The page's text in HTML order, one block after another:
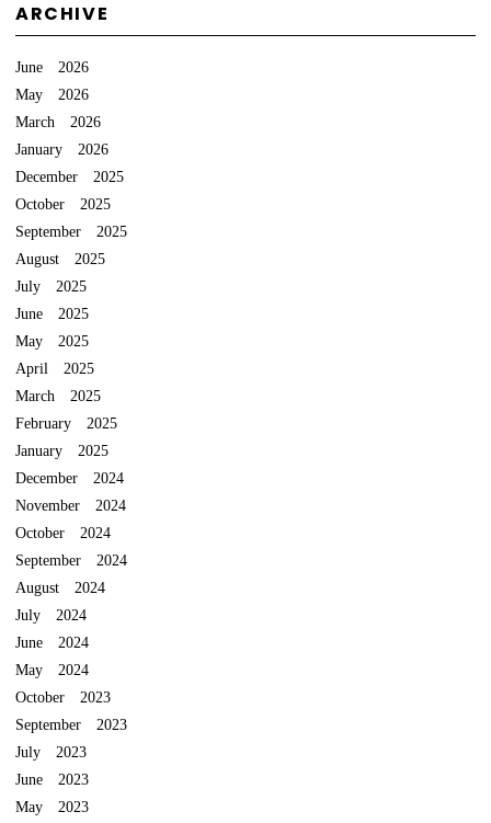
ARCHIVE
June 2026
May 2026
March 2026
January 2026
December 2025
October 2025
September 2025
August 2025
July 2025
June 2025
May 2025
April 2025
March 2025
February 2025
January 2025
December 2024
November 2024
October 2024
September 2024
August 2024
July 2024
June 2024
May 2024
October 2023
September 2023
July 2023
June 2023
May 2023